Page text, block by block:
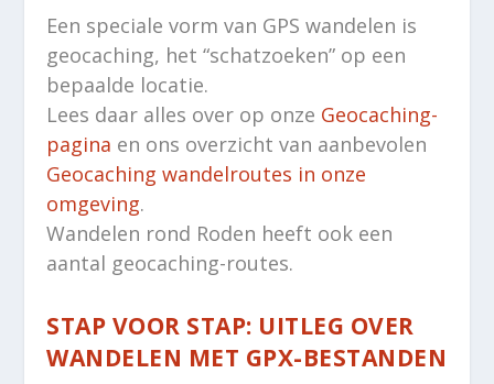
Een speciale vorm van GPS wandelen is
geocaching, het “schatzoeken” op een
bepaalde locatie.
Lees daar alles over op onze Geocaching-
pagina en ons overzicht van aanbevolen
Geocaching wandelroutes in onze
omgeving.
Wandelen rond Roden heeft ook een
aantal geocaching-routes.
STAP VOOR STAP: UITLEG OVER
WANDELEN MET GPX-BESTANDEN